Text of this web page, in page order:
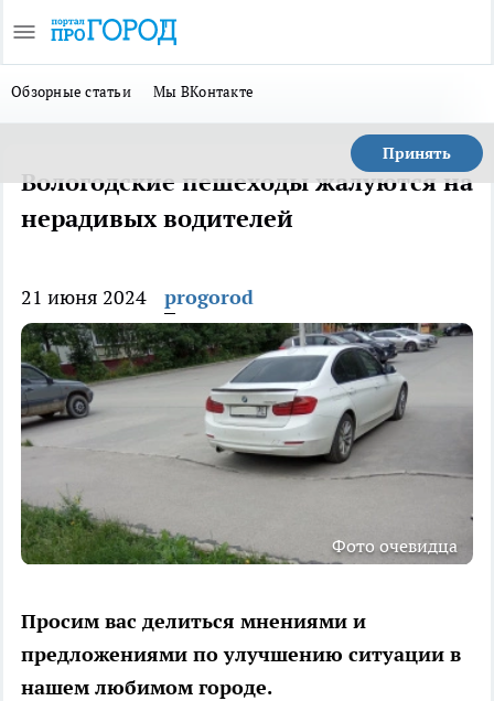
Обзорные статьи Мы ВКонтакте
Принять
Вологодские пешеходы жалуются на
нерадивых водителей
21 июня 2024 progorod
Фото очевидца
Просим вас делиться мнениями и
предложениями по улучшению ситуации в
нашем любимом городе.